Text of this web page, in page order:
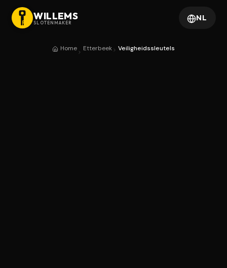
WILLEMS
SLOTENMAKER NL
Home Etterbeek Veiligheidssleutels